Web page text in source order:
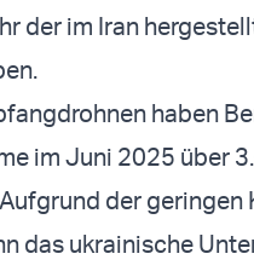
der im Iran
haben
im Juni 2025 über
der
das ukrainische